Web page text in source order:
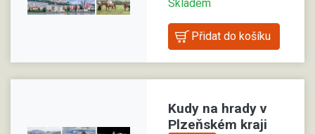
Skladem
Kudy na hrady v
Plzeňském kraji